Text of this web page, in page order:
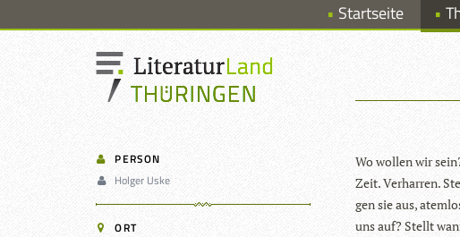
Startseite
PERSON
Holger Uske
ORT
Wo wol­len wir
Zeit. Ver­har­ren.
gen sie aus,
uns auf? Stellt